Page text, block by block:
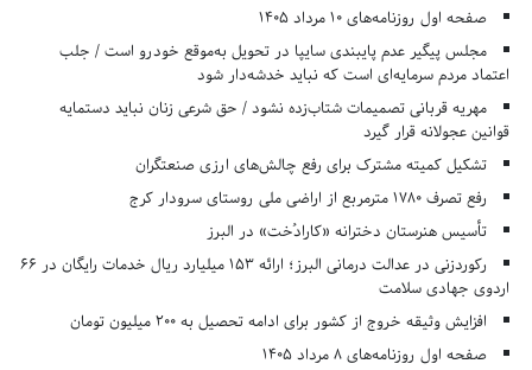
صفحه اول روزنامه‌های 10 مرداد 1405
مجلس پیگیر عدم پایبندی سایپا در تحویل به‌موقع خودرو است / جلب
اعتماد مردم سرمایه‌ای است که نباید خدشه‌دار شود
مهریه قربانی تصمیمات شتاب‌زده نشود / حق شرعی زنان نباید دستمایه
قوانین عجولانه قرار گیرد
تشکیل کمیته مشترک برای رفع چالش‌های ارزی صنعتگران
رفع تصرف ۱۷۸۰ مترمربع از اراضی ملی روستای سرودار کرج
تأسیس هنرستان دخترانه «کارادُخت» در البرز
رکوردزنی در عدالت درمانی البرز؛ ارائه ۱۵۳ میلیارد ریال خدمات رایگان در ۶۶
اردوی جهادی سلامت
افزایش وثیقه خروج از کشور برای ادامه تحصیل به ۲۰۰ میلیون تومان
صفحه اول روزنامه‌های 8 مرداد 1405